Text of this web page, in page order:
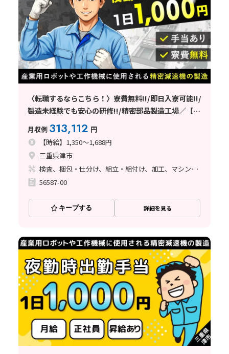
〈転職するならこちら！〉寮費無料!!/即日入寮可能!!/
製造未経験でも安心の研修!!/精密部品製造工場／【三
重県津市】
月収例 313,112 円
【時給】1,350～1,688円
三重県津市
検査、梱包・仕分け、組立・組付け、加工、マシンオペレーター、清掃・洗浄、品質管理、ライン作業、バリ取り
56587-00
キープする 詳細を見る